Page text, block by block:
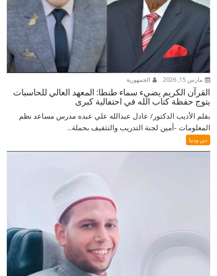
مارس 15, 2026 الجمهورية
القرآن الكريم يضيء سماء طنطا: المعهد العالي للحاسبات
يتوج حفظة كتاب الله في احتفالية كبرى
بقلم الأديب الدكتور/ عادل عبدالله علي عبده مدرس مساعد نظم
المعلومات -أمين لجنة التدريب والتثقيف بحملة...
دين ودنيا